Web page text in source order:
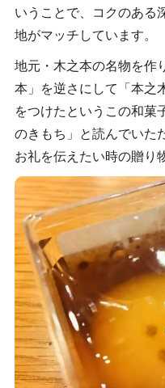
いうことで、コクのある
地がマッチしています。
地元・木之本の名物を作
本」を逆さにして「本之
をつけたというこの和菓
のきもち」と読んでいた
お礼を伝えたい時の贈り